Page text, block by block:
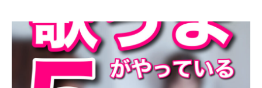
Voice